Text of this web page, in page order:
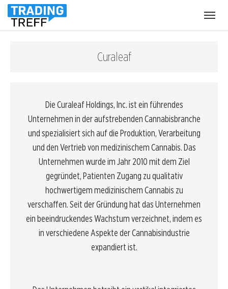
Curaleaf
Die Curaleaf Holdings, Inc. ist ein führendes
Unternehmen in der aufstrebenden Cannabisbranche
und spezialisiert sich auf die Produktion, Verarbeitung
und den Vertrieb von medizinischem Cannabis. Das
Unternehmen wurde im Jahr 2010 mit dem Ziel
gegründet, Patienten Zugang zu qualitativ
hochwertigem medizinischem Cannabis zu
verschaffen. Seit der Gründung hat das Unternehmen
ein beeindruckendes Wachstum verzeichnet, indem es
in verschiedene Aspekte der Cannabisindustrie
expandiert ist.